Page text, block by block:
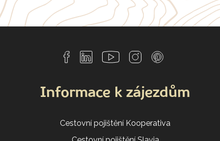
Informace k zájezdům
Cestovní pojištění Kooperativa